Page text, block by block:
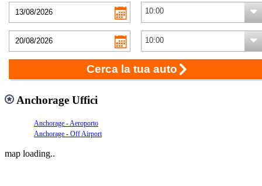
Cerca la tua auto
Anchorage Uffici
Anchorage - Aeroporto
Anchorage - Off Airport
map loading..